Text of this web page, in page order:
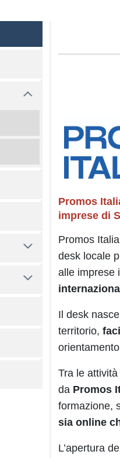
Promos
imprese di
Promos
desk locale
alle imprese
Il desk
territorio,
Tra le
da Promos
formazione,
sia online
L’apertura